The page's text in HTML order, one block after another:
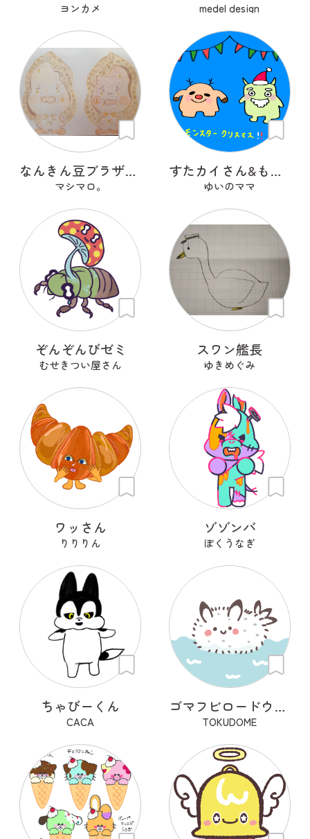
ヨンカメ medel design
なんきん豆ブラザーズNナンKキンちゃん
マシマロ。
すたカイさん&もんサンタさん
ゆいのママ
ぞんぞんびゼミ
むせきつい屋さん
スワン艦長
ゆきめぐみ
ワッさん
りりりん
ゾゾンバ
ぼくうなぎ
ちゃびーくん
CACA
ゴマフビロードウミウシの「ごまちゃん」
TOKUDOME